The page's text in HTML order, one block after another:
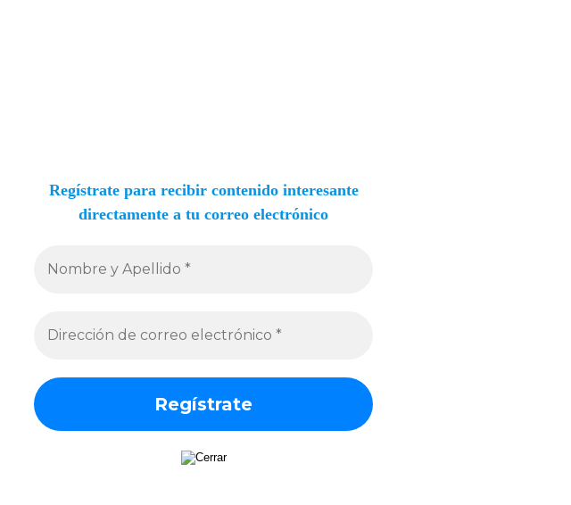
Regístrate para recibir contenido interesante
directamente a tu correo electrónico